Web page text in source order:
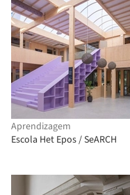
Aprendizagem
Escola Het Epos / SeARCH